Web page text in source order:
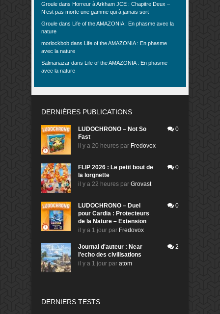
Groule dans Horreur à Arkham JCE : Chapitre Deux –
N’est pas morte une gamme qui à jamais sort
Groule dans Life of the AMAZONIA : En phasme avec la
nature
morlockbob dans Life of the AMAZONIA : En phasme
avec la nature
Salmanazar dans Life of the AMAZONIA : En phasme
avec la nature
DERNIÈRES PUBLICATIONS
LUDOCHRONO – Not So
Fast
il y a 20 heures par Fredovox
0
FLIP 2026 : Le petit bout de
la lorgnette
il y a 22 heures par Grovast
0
LUDOCHRONO – Duel
pour Cardia : Protecteurs
de la Nature – Extension
il y a 1 jour par Fredovox
0
Journal d'auteur : Near
l'echo des civilisations
il y a 1 jour par atom
2
DERNIERS TESTS